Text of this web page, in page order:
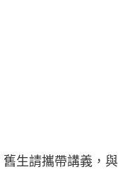
生請攜帶講義，